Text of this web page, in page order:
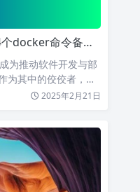
令备忘录一定要掌握！
为推动软件开发与部
为其中的佼佼者，凭
2025年2月21日